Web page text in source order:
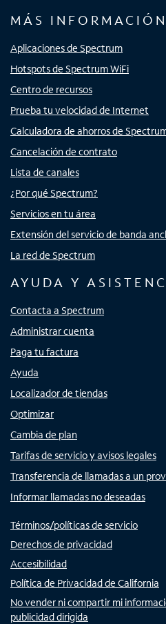
MÁS INFORMACIÓN
Aplicaciones de Spectrum
Hotspots de Spectrum WiFi
Centro de recursos
Prueba tu velocidad de Internet
Calculadora de ahorros de
Cancelación de contrato
Lista de canales
¿Por qué Spectrum?
Servicios en tu área
Extensión del servicio de banda
La red de Spectrum
AYUDA Y
Contacta a Spectrum
Administrar cuenta
Paga tu factura
Ayuda
Localizador de tiendas
Optimizar
Cambia de plan
Tarifas de servicio y avisos legales
Transferencia de llamadas a un
Informar llamadas no deseadas
Términos/políticas de servicio
Derechos de privacidad
Accesibilidad
Política de Privacidad de California
No vender ni compartir mi
publicidad dirigida